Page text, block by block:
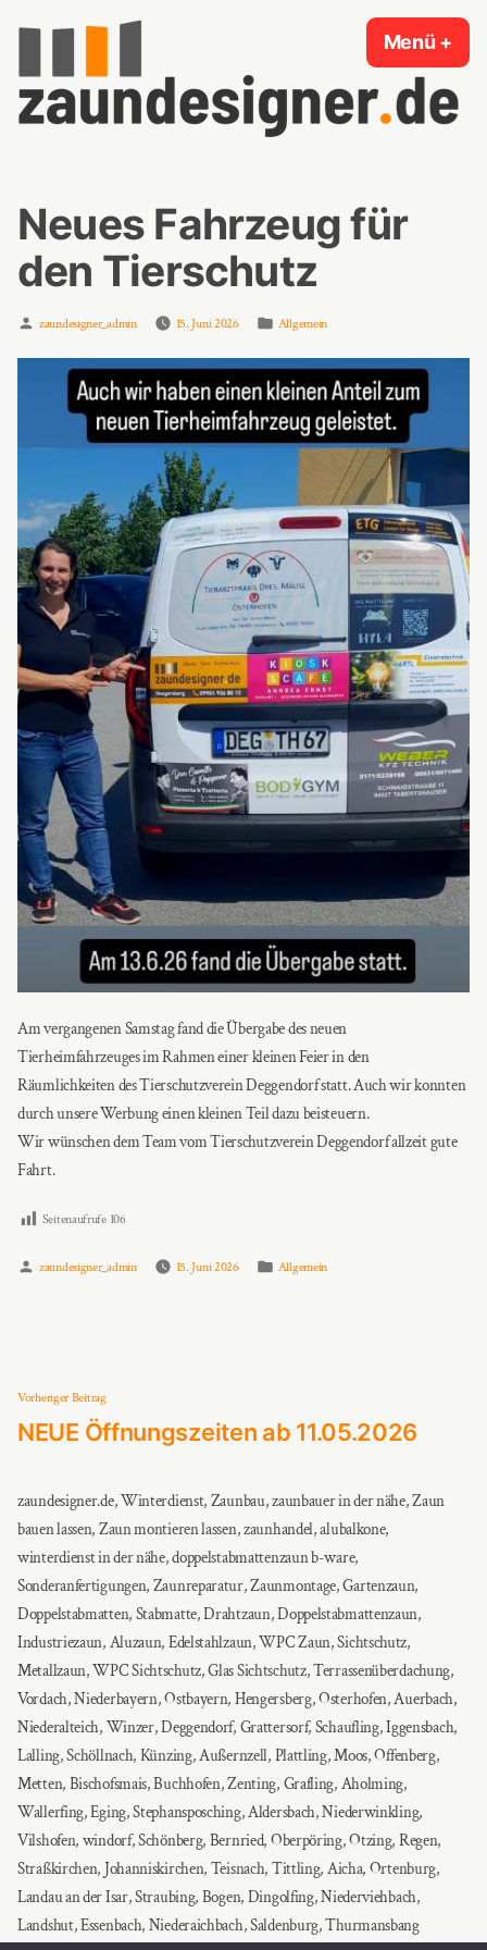
Menü +
Neues Fahrzeug für
den Tierschutz
Verfasst
zaundesigner_admin 15. Juni 2026
Veröffentlicht
Allgemein
Am vergangenen Samstag fand die Übergabe des neuen
Tierheimfahrzeuges im Rahmen einer kleinen Feier in den
Räumlichkeiten des Tierschutzverein Deggendorf statt. Auch wir konnten
durch unsere Werbung einen kleinen Teil dazu beisteuern.
Wir wünschen dem Team vom Tierschutzverein Deggendorf allzeit gute
Fahrt.
Seitenaufrufe 106
Verfasst
zaundesigner_admin 15. Juni 2026
Veröffentlicht
Allgemein
Beitragsnavigation
Vorheriger BeitragVorheriger
Beitrag:
NEUE Öffnungszeiten ab 11.05.2026
zaundesigner.de, Winterdienst, Zaunbau, zaunbauer in der nähe, Zaun
bauen lassen, Zaun montieren lassen, zaunhandel, alubalkone,
winterdienst in der nähe, doppelstabmattenzaun b-ware,
Sonderanfertigungen, Zaunreparatur, Zaunmontage, Gartenzaun,
Doppelstabmatten, Stabmatte, Drahtzaun, Doppelstabmattenzaun,
Industriezaun, Aluzaun, Edelstahlzaun, WPC Zaun, Sichtschutz,
Metallzaun, WPC Sichtschutz, Glas Sichtschutz, Terrassenüberdachung,
Vordach, Niederbayern, Ostbayern, Hengersberg, Osterhofen, Auerbach,
Niederalteich, Winzer, Deggendorf, Grattersorf, Schaufling, Iggensbach,
Lalling, Schöllnach, Künzing, Außernzell, Plattling, Moos, Offenberg,
Metten, Bischofsmais, Buchhofen, Zenting, Grafling, Aholming,
Wallerfing, Eging, Stephansposching, Aldersbach, Niederwinkling,
Vilshofen, windorf, Schönberg, Bernried, Oberpöring, Otzing, Regen,
Straßkirchen, Johanniskirchen, Teisnach, Tittling, Aicha, Ortenburg,
Landau an der Isar, Straubing, Bogen, Dingolfing, Niederviehbach,
Landshut, Essenbach, Niederaichbach, Saldenburg, Thurmansbang